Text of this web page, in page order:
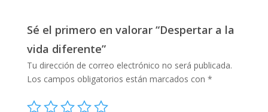
Sé el primero en valorar “Despertar a la
vida diferente”
Tu dirección de correo electrónico no será publicada.
Los campos obligatorios están marcados con *